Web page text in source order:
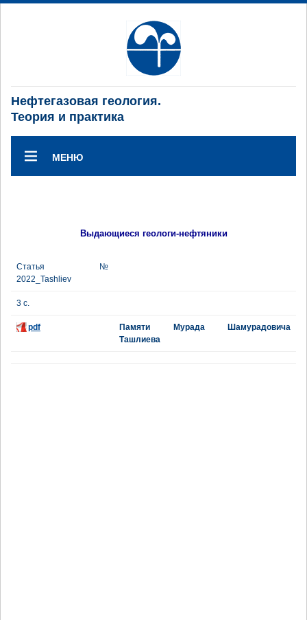
Нефтегазовая геология.
Теория и практика
МЕНЮ
Выдающиеся геологи-нефтяники
Статья №
2022_Tashliev
3 с.
pdf
Памяти Мурада Шамурадовича
Ташлиева